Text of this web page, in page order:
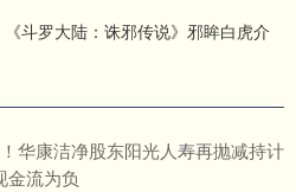
斗罗大陆：诛邪传说》邪眸白虎介
华康洁净股东阳光人寿再抛减持计
金流为负